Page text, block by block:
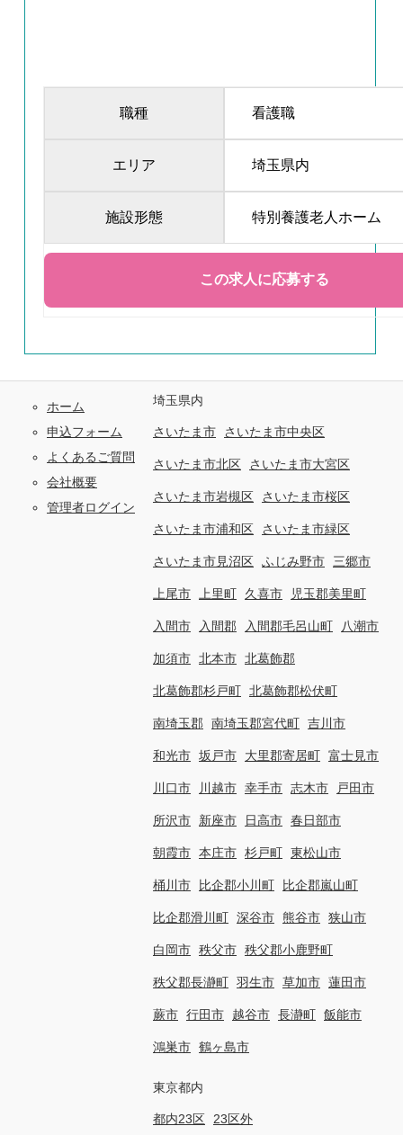
職種 看護職
エリア 埼玉県内
施設形態 特別養護老人ホーム
ホーム
申込フォーム
よくあるご質問
会社概要
管理者ログイン
埼玉県内
さいたま市 さいたま市中央区
さいたま市北区 さいたま市大宮区
さいたま市岩槻区 さいたま市桜区
さいたま市浦和区 さいたま市緑区
さいたま市見沼区 ふじみ野市 三郷市
上尾市 上里町 久喜市 児玉郡美里町
入間市 入間郡 入間郡毛呂山町 八潮市
加須市 北本市 北葛飾郡
北葛飾郡杉戸町 北葛飾郡松伏町
南埼玉郡 南埼玉郡宮代町 吉川市
和光市 坂戸市 大里郡寄居町 富士見市
川口市 川越市 幸手市 志木市 戸田市
所沢市 新座市 日高市 春日部市
朝霞市 本庄市 杉戸町 東松山市
桶川市 比企郡小川町 比企郡嵐山町
比企郡滑川町 深谷市 熊谷市 狭山市
白岡市 秩父市 秩父郡小鹿野町
秩父郡長瀞町 羽生市 草加市 蓮田市
蕨市 行田市 越谷市 長瀞町 飯能市
鴻巣市 鶴ヶ島市
東京都内
都内23区 23区外